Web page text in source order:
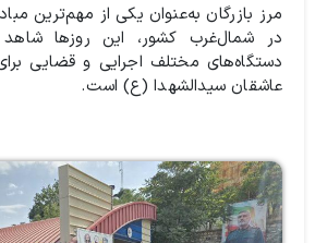
مرز بازرگان به‌عنوان یکی از مهم‌ترین
در شمال‌غرب کشور، این روزها
دستگاه‌های مختلف اجرایی و قضایی
عاشقان سیدالشهدا (ع) است.